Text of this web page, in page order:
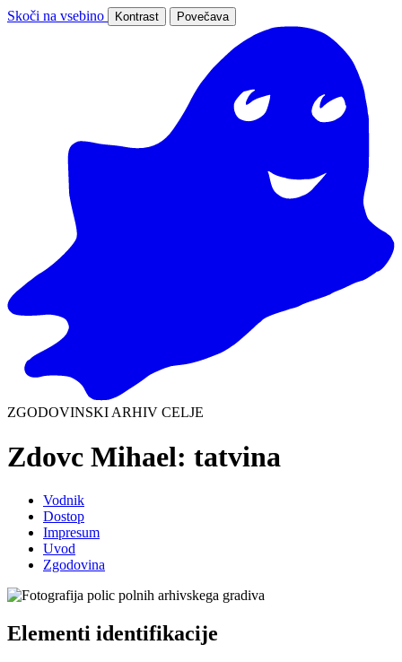
Skoči na vsebino Kontrast Povečava
ZGODOVINSKI ARHIV CELJE
Zdovc Mihael: tatvina
Vodnik
Dostop
Impresum
Uvod
Zgodovina
Elementi identifikacije